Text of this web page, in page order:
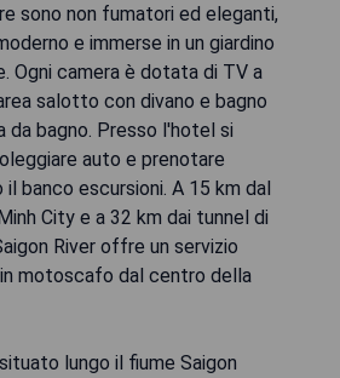
sono non fumatori ed eleganti,
e immerse in un giardino
Ogni camera è dotata di TV a
salotto con divano e bagno
da bagno. Presso l'hotel si
auto e prenotare
banco escursioni. A 15 km dal
City e a 32 km dai tunnel di
River offre un servizio
motoscafo dal centro della
lungo il fiume Saigon